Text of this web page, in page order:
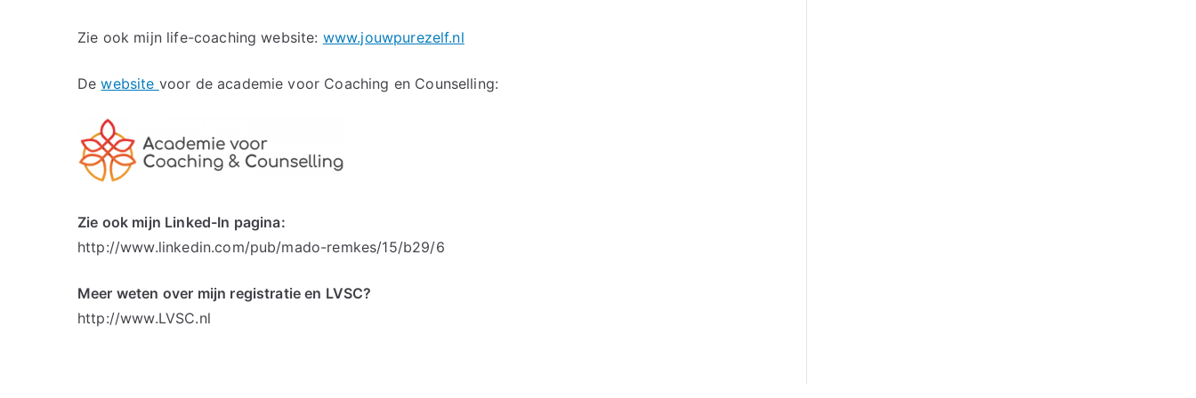
Zie ook mijn life-coaching website: www.jouwpurezelf.nl
Dewebsite voor de academie voor Coaching en Counselling:
Zie ook mijn Linked-In pagina:
http://www.linkedin.com/pub/mado-remkes/15/b29/6
Meer weten over mijn registratie en LVSC?
http://www.LVSC.nl